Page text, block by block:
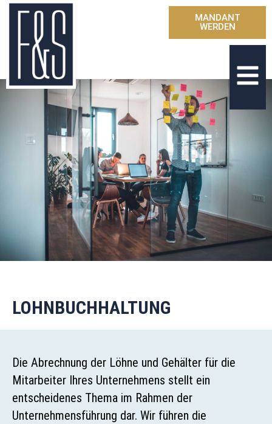
MANDANT
WERDEN
LOHNBUCHHALTUNG
Die Abrechnung der Löhne und Gehälter für die
Mitarbeiter Ihres Unternehmens stellt ein
entscheidenes Thema im Rahmen der
Unternehmensführung dar. Wir führen die